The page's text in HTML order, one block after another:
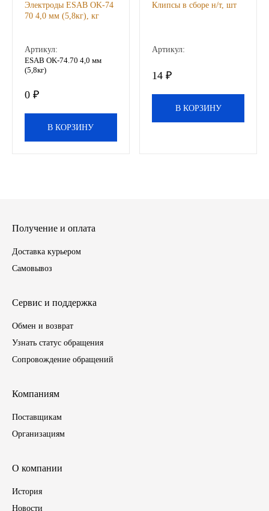
Автожидкости
Охлаждающие жидкости
Специальные жидкости
Автосмазки
АГРИНОЛ
Автозапчасти
ГАЗ
Электроды ESAB OK-74
70 4,0 мм (5,8кг), кг
Артикул:
ESAB OK-74.70 4,0 мм
(5,8кг)
0 ₽
В КОРЗИНУ
Клипсы в сборе н/т, шт
Артикул:
14 ₽
В КОРЗИНУ
Получение и оплата
Доставка курьером
Самовывоз
Сервис и поддержка
Обмен и возврат
Узнать статус обращения
Сопровождение обращений
Компаниям
Поставщикам
Организациям
О компании
История
Новости